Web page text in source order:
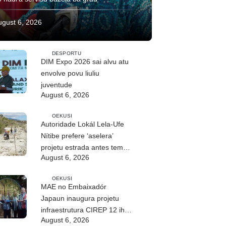
6, 2026
DESPORTU
DIM Expo 2026 sai alvu atu
envolve povu liuliu
juventude
August 6, 2026
OEKUSI
Autoridade Lokál Lela-Ufe
Nítibe prefere ‘aselera’
projetu estrada antes tempu
udan
August 6, 2026
OEKUSI
MAE no Embaixadór
Japaun inaugura projetu
infraestrutura CIREP 12 iha
Nítibe
August 6, 2026